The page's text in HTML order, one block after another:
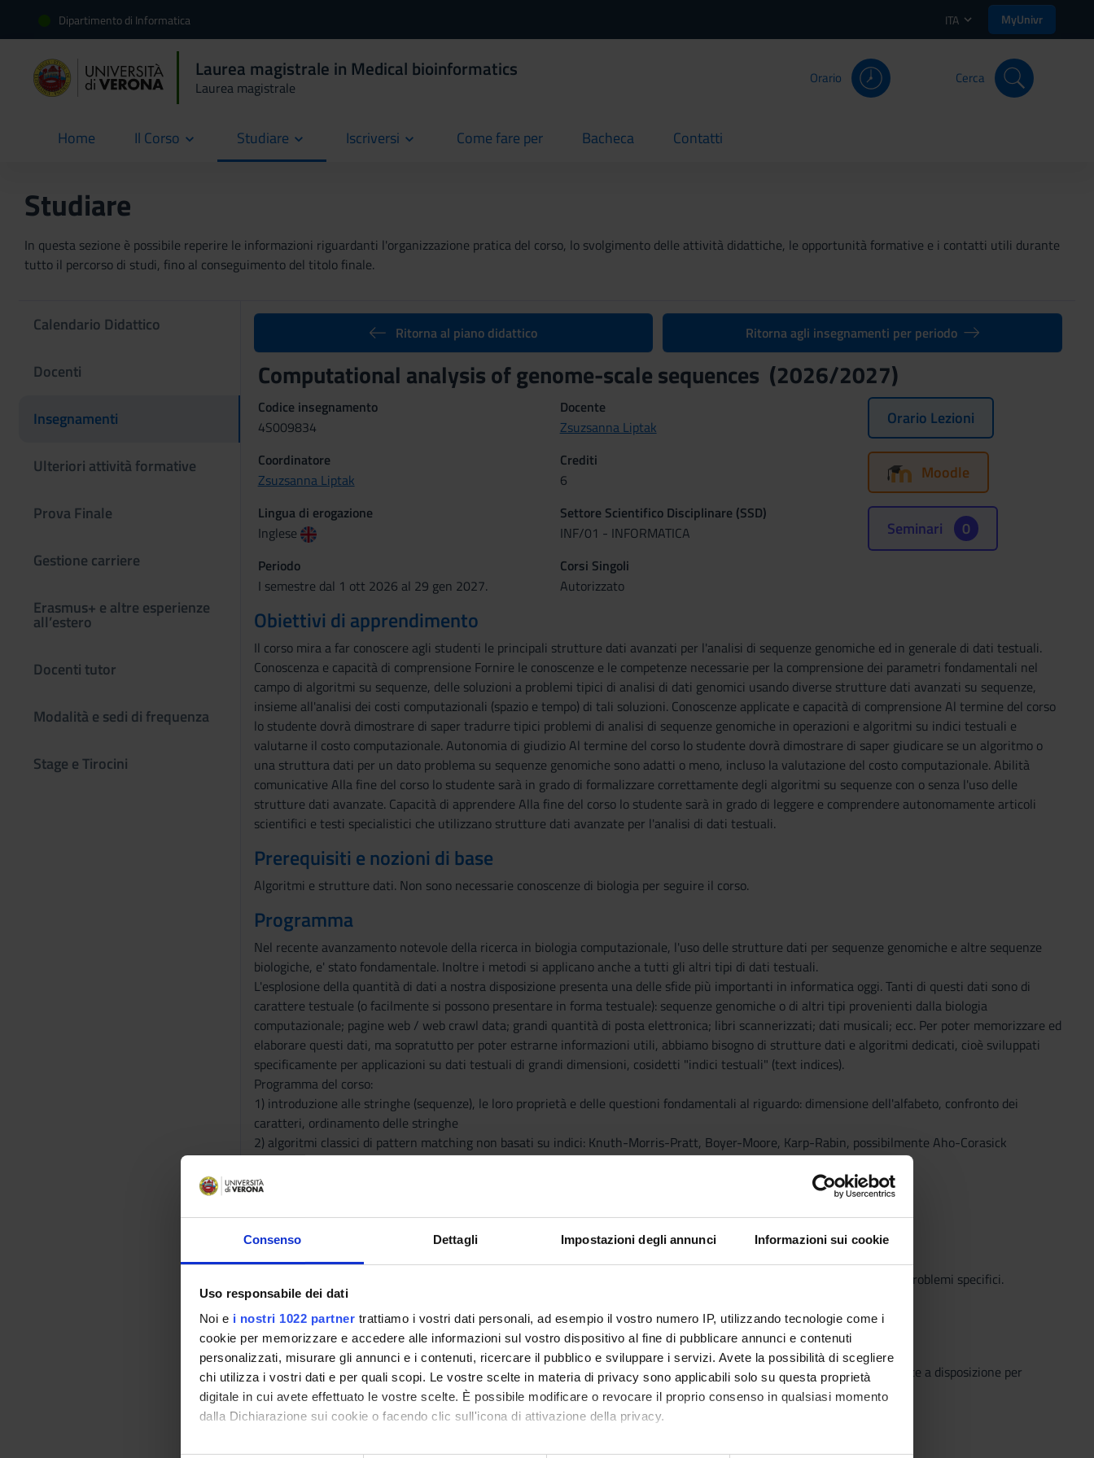
Consenso Dettagli Impostazioni degli annunci Informazioni sui cookie
Uso responsabile dei dati
Noi e i nostri 1022 partner trattiamo i vostri dati personali, ad esempio il vostro numero IP, utilizzando tecnologie come i
cookie per memorizzare e accedere alle informazioni sul vostro dispositivo al fine di pubblicare annunci e contenuti
personalizzati, misurare gli annunci e i contenuti, ricercare il pubblico e sviluppare i servizi. Avete la possibilità di scegliere
chi utilizza i vostri dati e per quali scopi. Le vostre scelte in materia di privacy sono applicabili solo su questa proprietà
digitale in cui avete effettuato le vostre scelte. È possibile modificare o revocare il proprio consenso in qualsiasi momento
dalla Dichiarazione sui cookie o facendo clic sull'icona di attivazione della privacy.
Dipartimento di Informatica ITA MyUnivr
Laurea magistrale in Medical bioinformatics
Laurea magistrale
Orario Cerca
Home
current Il Corso Studiare Iscriversi Come fare per
current Bacheca
current Contatti
current
Studiare
In questa sezione è possibile reperire le informazioni riguardanti l'organizzazione pratica del corso, lo svolgimento delle attività didattiche, le opportunità formative e i contatti utili durante
tutto il percorso di studi, fino al conseguimento del titolo finale.
Calendario Didattico
Docenti
Insegnamenti
Ulteriori attività formative
Prova Finale
Gestione carriere
Erasmus+ e altre esperienze
all’estero
Docenti tutor
Modalità e sedi di frequenza
Stage e Tirocini
Ritorna al piano didattico Ritorna agli insegnamenti per periodo
Computational analysis of genome-scale sequences (2026/2027)
Codice insegnamento
4S009834
Docente
Zsuzsanna Liptak
Coordinatore
Zsuzsanna Liptak
Crediti
6
Lingua di erogazione
Inglese
Settore Scientifico Disciplinare (SSD)
INF/01 - INFORMATICA
Periodo
I semestre dal 1 ott 2026 al 29 gen 2027.
Corsi Singoli
Autorizzato
Orario Lezioni
Moodle
Seminari 0
Obiettivi di apprendimento
Il corso mira a far conoscere agli studenti le principali strutture dati avanzati per l'analisi di sequenze genomiche ed in generale di dati testuali.
Conoscenza e capacità di comprensione Fornire le conoscenze e le competenze necessarie per la comprensione dei parametri fondamentali nel
campo di algoritmi su sequenze, delle soluzioni a problemi tipici di analisi di dati genomici usando diverse strutture dati avanzati su sequenze,
insieme all'analisi dei costi computazionali (spazio e tempo) di tali soluzioni. Conoscenze applicate e capacità di comprensione Al termine del corso
lo studente dovrà dimostrare di saper tradurre tipici problemi di analisi di sequenze genomiche in operazioni e algoritmi su indici testuali e
valutarne il costo computazionale. Autonomia di giudizio Al termine del corso lo studente dovrà dimostrare di saper giudicare se un algoritmo o
una struttura dati per un dato problema su sequenze genomiche sono adatti o meno, incluso la valutazione del costo computazionale. Abilità
comunicative Alla fine del corso lo studente sarà in grado di formalizzare correttamente degli algoritmi su sequenze con o senza l'uso delle
strutture dati avanzate. Capacità di apprendere Alla fine del corso lo studente sarà in grado di leggere e comprendere autonomamente articoli
scientifici e testi specialistici che utilizzano strutture dati avanzate per l'analisi di dati testuali.
Prerequisiti e nozioni di base
Algoritmi e strutture dati. Non sono necessarie conoscenze di biologia per seguire il corso.
Programma
Nel recente avanzamento notevole della ricerca in biologia computazionale, l'uso delle strutture dati per sequenze genomiche e altre sequenze
biologiche, e' stato fondamentale. Inoltre i metodi si applicano anche a tutti gli altri tipi di dati testuali.
L'esplosione della quantità di dati a nostra disposizione presenta una delle sfide più importanti in informatica oggi. Tanti di questi dati sono di
carattere testuale (o facilmente si possono presentare in forma testuale): sequenze genomiche o di altri tipi provenienti dalla biologia
computazionale; pagine web / web crawl data; grandi quantità di posta elettronica; libri scannerizzati; dati musicali; ecc. Per poter memorizzare ed
elaborare questi dati, ma sopratutto per poter estrarne informazioni utili, abbiamo bisogno di strutture dati e algoritmi dedicati, cioè sviluppati
specificamente per applicazioni su dati testuali di grandi dimensioni, cosidetti "indici testuali" (text indices).
Programma del corso:
1) introduzione alle stringhe (sequenze), le loro proprietà e delle questioni fondamentali al riguardo: dimensione dell'alfabeto, confronto dei
caratteri, ordinamento delle stringhe
2) algoritmi classici di pattern matching non basati su indici: Knuth-Morris-Pratt, Boyer-Moore, Karp-Rabin, possibilmente Aho-Corasick
3) Strutture dati per stringhe I:
- tries
4) Strutture dati per stringhe II:
- suffix arrays e strutture dati correlate
- Burrows-Wheeler Transform (BWT), FM-index
Per ognuna delle strutture dati, studieremo le loro caratteristiche, algoritmi di costruzione efficienti ed applicazioni ai problemi specifici.
Non sono necessarie conoscenze di biologia per seguire il corso.
Bibliografia
Vai alla bibliografia
Visualizza la bibliografia con Leganto, strumento che il Sistema Bibliotecario mette a disposizione per
recuperare i testi in programma d'esame in modo semplice e innovativo.
Modalità didattiche